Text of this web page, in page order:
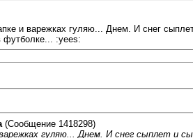
и варежках гуляю... Днем. И снег
футболке... :yees:
(Сообщение 1418298)
гуляю... Днем. И снег сыплет и